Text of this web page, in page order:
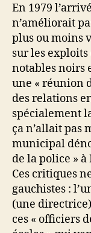
En 1979
n’améliorait
plus ou moins
sur les
notables noirs
une « réunion
des relations
spécialement
ça n’allait pas
municipal
de la police »
Ces critiques
gauchistes :
(une
ces « officiers